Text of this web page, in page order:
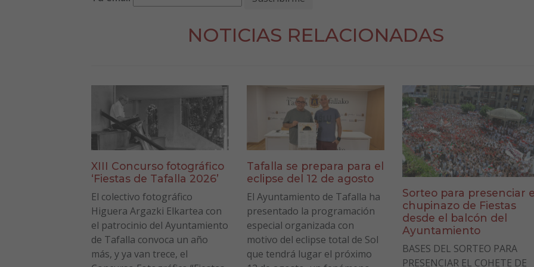
NOTICIAS RELACIONADAS
XIII Concurso fotográfico
‘Fiestas de Tafalla 2026’
El colectivo fotográfico
Higuera Argazki Elkartea con
el patrocinio del Ayuntamiento
de Tafalla convoca un año
más, y ya van trece, el
Tafalla se prepara para el
eclipse del 12 de agosto
El Ayuntamiento de Tafalla ha
presentado la programación
especial organizada con
motivo del eclipse total de Sol
que tendrá lugar el próximo
Sorteo para presenciar
chupinazo de Fiestas
desde el balcón del
Ayuntamiento
BASES DEL SORTEO PARA
PRESENCIAR EL COHETE DE